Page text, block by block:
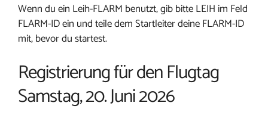
Wenn du ein Leih-FLARM benutzt, gib bitte LEIH im Feld
FLARM-ID ein und teile dem Startleiter deine FLARM-ID
mit, bevor du startest.
Registrierung für den Flugtag
Samstag, 20. Juni 2026